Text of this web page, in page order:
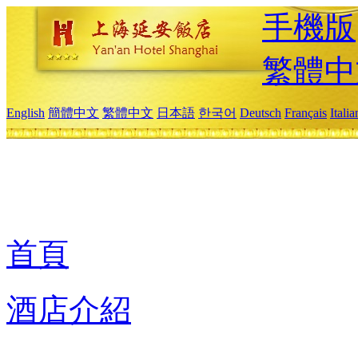
手機版
繁體
English 簡體中文 繁體中文 日本語 한국어 Deutsch Français
首頁
酒店介紹